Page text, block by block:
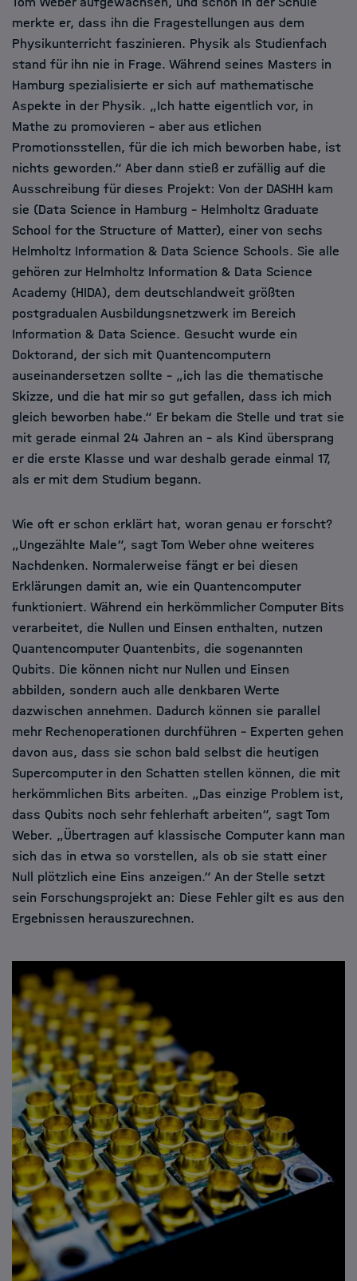
merkte er, dass ihn die Fragestellungen aus dem
Physikunterricht faszinieren. Physik als Studienfach
stand für ihn nie in Frage. Während seines Masters in
Hamburg spezialisierte er sich auf mathematische
Aspekte in der Physik. „Ich hatte eigentlich vor, in
Mathe zu promovieren – aber aus etlichen
Promotionsstellen, für die ich mich beworben habe, ist
nichts geworden.“ Aber dann stieß er zufällig auf die
Ausschreibung für dieses Projekt: Von der DASHH kam
sie (Data Science in Hamburg – Helmholtz Graduate
School for the Structure of Matter), einer von sechs
Helmholtz Information & Data Science Schools. Sie alle
gehören zur Helmholtz Information & Data Science
Academy (HIDA), dem deutschlandweit größten
postgradualen Ausbildungsnetzwerk im Bereich
Information & Data Science. Gesucht wurde ein
Doktorand, der sich mit Quantencomputern
auseinandersetzen sollte – „ich las die thematische
Skizze, und die hat mir so gut gefallen, dass ich mich
gleich beworben habe.“ Er bekam die Stelle und trat sie
mit gerade einmal 24 Jahren an – als Kind übersprang
er die erste Klasse und war deshalb gerade einmal 17,
als er mit dem Studium begann.
Wie oft er schon erklärt hat, woran genau er forscht?
„Ungezählte Male“, sagt Tom Weber ohne weiteres
Nachdenken. Normalerweise fängt er bei diesen
Erklärungen damit an, wie ein Quantencomputer
funktioniert. Während ein herkömmlicher Computer Bits
verarbeitet, die Nullen und Einsen enthalten, nutzen
Quantencomputer Quantenbits, die sogenannten
Qubits. Die können nicht nur Nullen und Einsen
abbilden, sondern auch alle denkbaren Werte
dazwischen annehmen. Dadurch können sie parallel
mehr Rechenoperationen durchführen – Experten gehen
davon aus, dass sie schon bald selbst die heutigen
Supercomputer in den Schatten stellen können, die mit
herkömmlichen Bits arbeiten. „Das einzige Problem ist,
dass Qubits noch sehr fehlerhaft arbeiten“, sagt Tom
Weber. „Übertragen auf klassische Computer kann man
sich das in etwa so vorstellen, als ob sie statt einer
Null plötzlich eine Eins anzeigen.“ An der Stelle setzt
sein Forschungsprojekt an: Diese Fehler gilt es aus den
Ergebnissen herauszurechnen.